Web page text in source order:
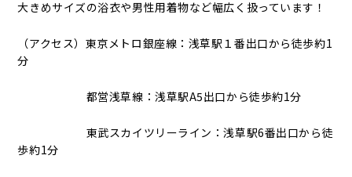
大きめサイズの浴衣や男性用着物など幅広く扱っています！
（アクセス）東京メトロ銀座線：浅草駅１番出口から徒歩約1
分
都営浅草線：浅草駅A5出口から徒歩約1分
東武スカイツリーライン：浅草駅6番出口から徒
歩約1分